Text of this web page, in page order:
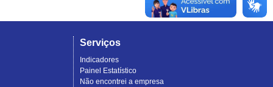
Serviços
Indicadores
Painel Estatístico
Não encontrei a empresa